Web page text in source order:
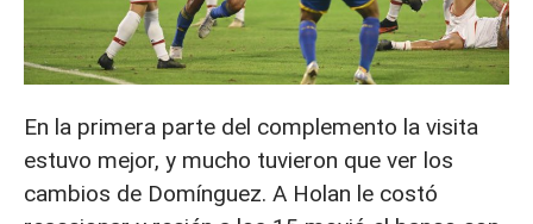
En la primera parte del complemento la visita
estuvo mejor, y mucho tuvieron que ver los
cambios de Domínguez. A Holan le costó